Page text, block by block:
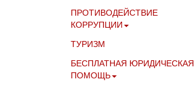
ПРОТИВОДЕЙСТВИЕ
КОРРУПЦИИ
ТУРИЗМ
БЕСПЛАТНАЯ ЮРИДИЧЕСКАЯ
ПОМОЩЬ